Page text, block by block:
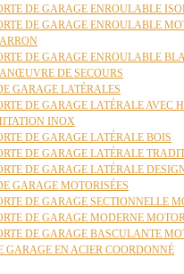
DE GARAGE ENROULABLE
DE GARAGE ENROULABLE
DE GARAGE ENROULABLE
DE SECOURS
GARAGE LATÉRALES
DE GARAGE LATÉRALE AVEC
INOX
DE GARAGE LATÉRALE BOIS
DE GARAGE LATÉRALE
DE GARAGE LATÉRALE
GARAGE MOTORISÉES
DE GARAGE SECTIONNELLE
DE GARAGE MODERNE
DE GARAGE BASCULANTE
GARAGE EN ACIER COORDONNÉ